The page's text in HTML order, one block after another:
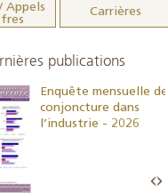
Appels
Carrières
publications
Enquête mensuelle de
conjoncture dans
l’industrie - 2026